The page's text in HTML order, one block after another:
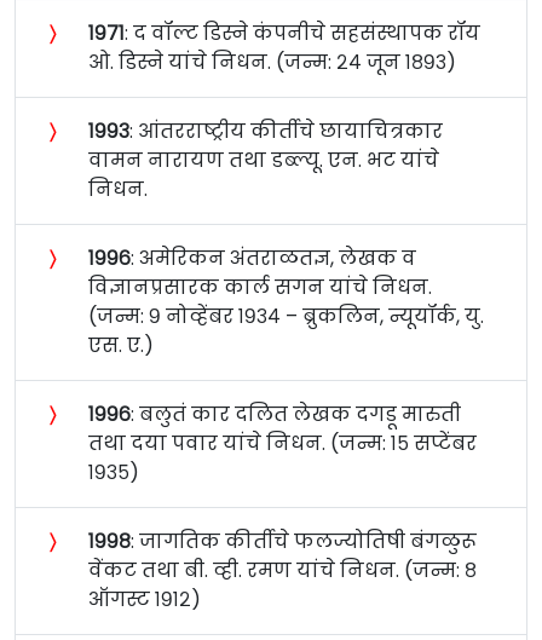
〉 १९७१: द वॉल्ट डिस्ने कंपनीचे सहसंस्थापक रॉय
ओ. डिस्ने यांचे निधन. (जन्म: २४ जून १८९३)
〉 १९९३: आंतरराष्ट्रीय कीर्तीचे छायाचित्रकार
वामन नारायण तथा डब्ल्यू. एन. भट यांचे
निधन.
〉 १९९६: अमेरिकन अंतराळतज्ञ, लेखक व
विज्ञानप्रसारक कार्ल सगन यांचे निधन.
(जन्म: ९ नोव्हेंबर १९३४ – ब्रुकलिन, न्यूयॉर्क, यु.
एस. ए.)
〉 १९९६: बलुतं कार दलित लेखक दगडू मारुती
तथा दया पवार यांचे निधन. (जन्म: १५ सप्टेंबर
१९३५)
〉 १९९८: जागतिक कीर्तीचे फलज्योतिषी बंगळुरू
वेंकट तथा बी. व्ही. रमण यांचे निधन. (जन्म: ८
ऑगस्ट १९१२)